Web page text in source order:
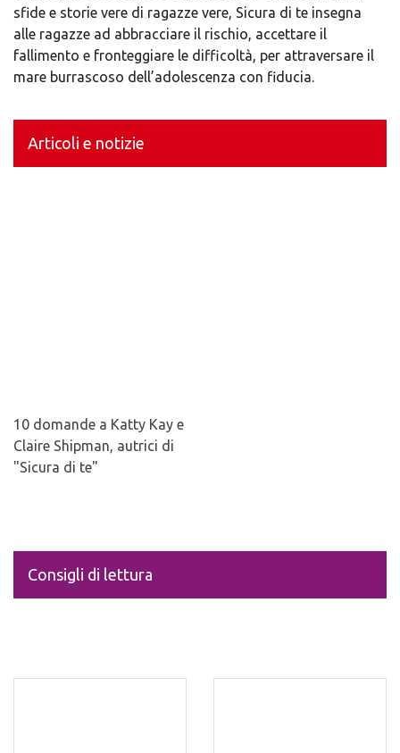
sfide e storie vere di ragazze vere, Sicura di te insegna
alle ragazze ad abbracciare il rischio, accettare il
fallimento e fronteggiare le difficoltà, per attraversare il
mare burrascoso dell’adolescenza con fiducia.
Articoli e notizie
10 domande a Katty Kay e
Claire Shipman, autrici di
"Sicura di te"
Consigli di lettura